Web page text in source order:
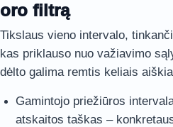
oro filtrą
Tikslaus vieno intervalo,
kas priklauso nuo važiavimo
dėlto galima remtis keliais
Gamintojo priežiūros
atskaitos taškas –